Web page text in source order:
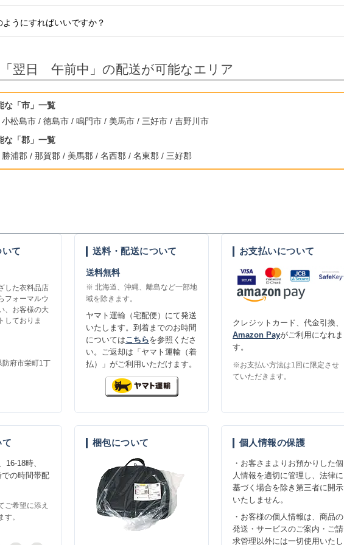
うにすればいいですか？
翌日 午前中」の配送が可能なエリア
「市」一覧
松島市 / 徳島市 / 鳴門市 / 美馬市 / 三好市 / 吉野川市
「郡」一覧
浦郡 / 那賀郡 / 美馬郡 / 名西郡 / 名東郡 / 三好郡
て
した衣料品店
フォーマルウ
、お客様の大
しておりま
府市栄町1丁
送料・配送について
送料無料
※ 北海道、沖縄、離島など一部地
域を除きます。
ヤマト運輸（宅配便）にて発送
いたします。到着までのお時間
についてはこちらを参照くださ
い。ご返却は「ヤマト運輸（着
払）」がご利用いただけます。
お支払いについて
クレジットカード、代金引換、
Amazon Payがご利用になれま
す。
※お支払い方法は1回に限定させ
ていただきます。
て
16-18時、
での時間帯配
ご希望に添え
す。
梱包について 個人情報の保護
・お客さまよりお預かりした個
人情報を適切に管理し、法律に
基づく場合を除き第三者に開示
いたしません。
・お客様の個人情報は、商品の
発送・サービスのご案内・ご請
求管理以外には一切使用いたし